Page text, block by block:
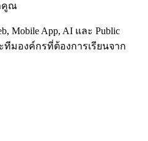
คูณ
Mobile App, AI และ Public
ะทีมองค์กรที่ต้องการเรียนจาก